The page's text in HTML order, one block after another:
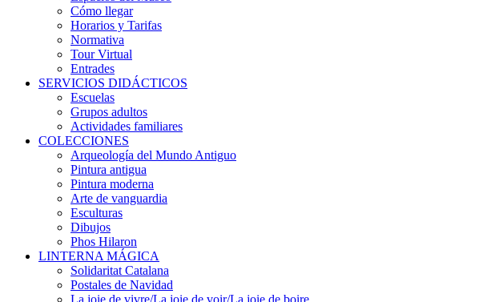
Cómo llegar
Horarios y Tarifas
Normativa
Tour Virtual
Entrades
SERVICIOS DIDÁCTICOS
Escuelas
Grupos adultos
Actividades familiares
COLECCIONES
Arqueología del Mundo Antiguo
Pintura antigua
Pintura moderna
Arte de vanguardia
Esculturas
Dibujos
Phos Hilaron
LINTERNA MÁGICA
Solidaritat Catalana
Postales de Navidad
La joie de vivre/La joie de voir/La joie de boire